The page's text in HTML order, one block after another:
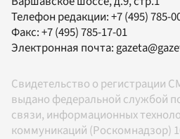
Телефон редакции:+7 (495) 785-
Факс:+7 (495) 785-17-01
Электронная почта:
Свидетельство о регистрации
выдано федеральной службой
связи, информационных
коммуникаций (Роскомнадзор)